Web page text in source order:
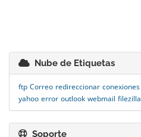
Nube de Etiquetas
ftp Correo redireccionar conexiones
yahoo error outlook webmail filezilla
Soporte